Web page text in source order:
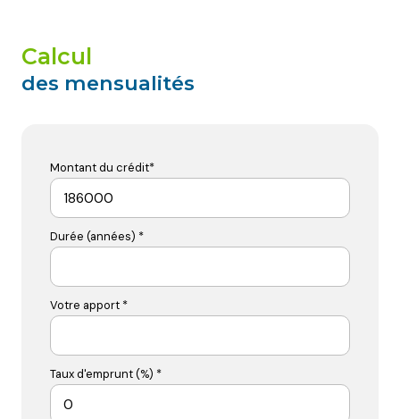
calcul
des mensualités
Montant du crédit*
Durée (années) *
Votre apport *
Taux d'emprunt (%) *